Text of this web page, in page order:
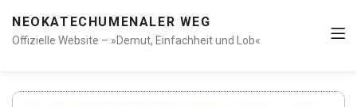
NEOKATECHUMENALER WEG
Offizielle Website – »Demut, Einfachheit und Lob«